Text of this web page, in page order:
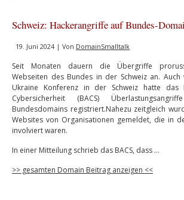
Schweiz: Hackerangriffe auf Bundes-
19. Juni 2024 | Von DomainSmalltalk
Seit Monaten dauern die Übergriffe
Webseiten des Bundes in der Schweiz an.
Ukraine Konferenz in der Schweiz hatte das
Cybersicherheit (BACS)
Bundesdomains registriert.Nahezu zeitgleich
Websites von Organisationen gemeldet, die in
involviert waren.
In einer Mitteilung schrieb das BACS, dass …
>> gesamten Domain Beitrag anzeigen <<